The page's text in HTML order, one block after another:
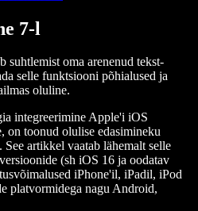
7-l
suhtlemist oma arenenud tekst-
selle funktsiooni põhialused ja
oluline.
integreerimine Apple'i iOS
on toonud olulise edasimineku
See artikkel vaatab lähemalt selle
(sh iOS 16 ja oodatav
iPhone'il, iPadil, iPod
platvormidega nagu Android,